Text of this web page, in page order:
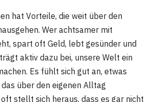
hat Vorteile, die weit über den
Wer achtsamer mit
spart oft Geld, lebt gesünder und
aktiv dazu bei, unsere Welt ein
Es fühlt sich gut an, etwas
über den eigenen Alltag
stellt sich heraus, dass es gar nicht